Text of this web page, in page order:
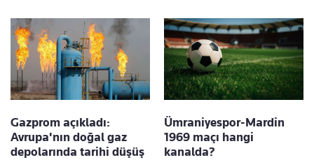
Gazprom açıkladı:
Avrupa'nın doğal gaz
depolarında tarihi düşüş
Ümraniyespor-Mardin
1969 maçı hangi
kanalda?